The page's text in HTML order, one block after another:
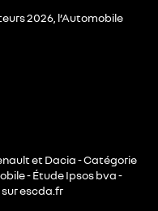
2026, l’Automobile
et Dacia - Catégorie
- Étude Ipsos bva -
sur escda.fr